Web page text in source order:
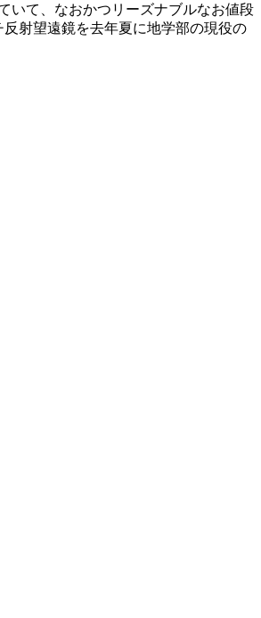
いて、なおかつリーズナブルなお値段
射望遠鏡を去年夏に地学部の現役の